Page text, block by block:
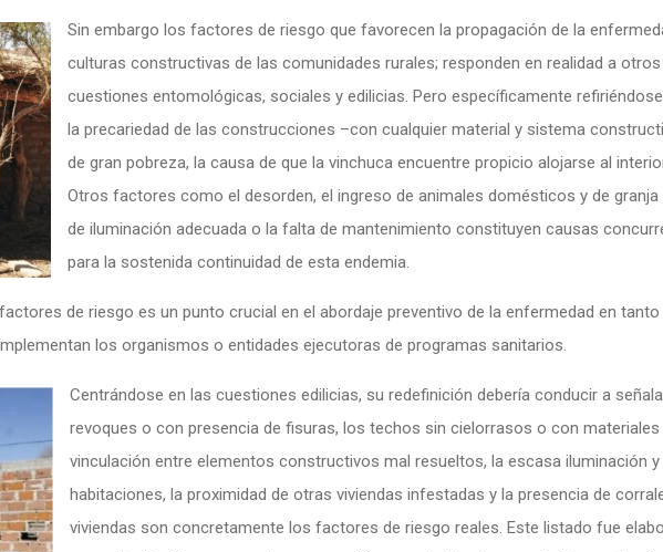
Sin embargo los factores de riesgo que favorecen la propagación de la
culturas constructivas de las comunidades rurales; responden en realidad a
cuestiones entomológicas, sociales y edilicias. Pero específicamente
la precariedad de las construcciones –con cualquier material y sistema
de gran pobreza, la causa de que la vinchuca encuentre propicio alojarse al
Otros factores como el desorden, el ingreso de animales domésticos y de granja
de iluminación adecuada o la falta de mantenimiento constituyen causas
para la sostenida continuidad de esta endemia.
de riesgo es un punto crucial en el abordaje preventivo de la enfermedad en
los organismos o entidades ejecutoras de programas sanitarios.
Centrándose en las cuestiones edilicias, su redefinición debería conducir a
revoques o con presencia de fisuras, los techos sin cielorrasos o con
vinculación entre elementos constructivos mal resueltos, la escasa iluminación
habitaciones, la proximidad de otras viviendas infestadas y la presencia de
viviendas son concretamente los factores de riesgo reales. Este listado fue